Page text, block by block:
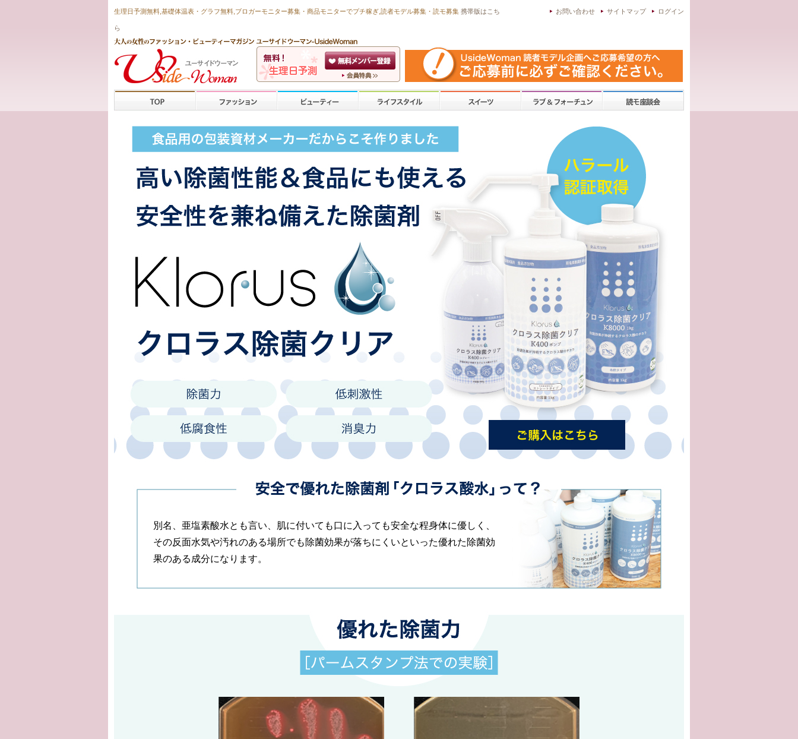
生理日予測無料 基礎体温表・グラフ無料 ,ブロガーモニター募集・商品モニターでプチ稼ぎ ,読者モデル募集・ 読モ募集 携帯版はこち
ら
ログイン
サイトマップ
お問い合わせ
別名、亜塩素酸水とも言い、肌に付いても口に入っても安全な程身体に優しく、
その反面水気や汚れのある場所でも除菌効果が落ちにくいといった優れた除菌効
果のある成分になります。